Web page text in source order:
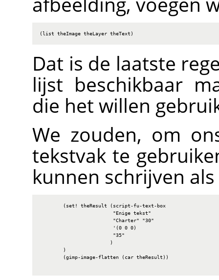
(list theImage theLayer theText)
Dat is de laatste
lijst beschikbaar
die het willen
We zouden, om
tekstvak te
kunnen schrijven
        (set! theResult (script-fu-text-box
                         "Enige tekst"
                         "Charter" "30"
                         '(0 0 0)
                         "35"
                        )
        )
        (gimp-image-flatten (car theResult))